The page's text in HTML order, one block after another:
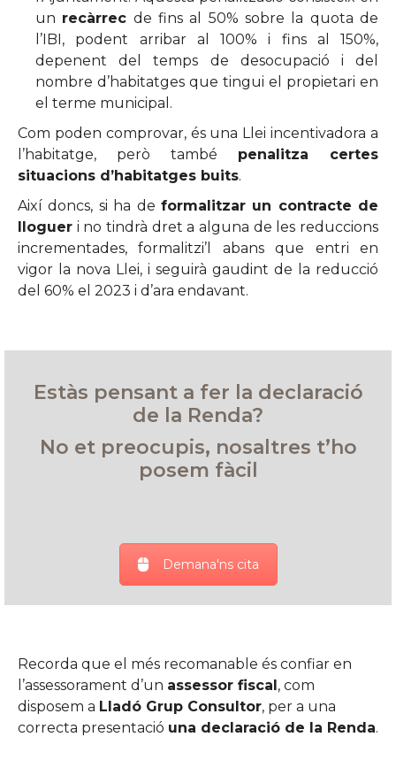
un recàrrec de fins al 50% sobre la quota de
l’IBI, podent arribar al 100% i fins al 150%,
depenent del temps de desocupació i del
nombre d’habitatges que tingui el propietari en
el terme municipal.
Com poden comprovar, és una Llei incentivadora a
l’habitatge, però també penalitza certes
situacions d’habitatges buits.
Així doncs, si ha de formalitzar un contracte de
lloguer i no tindrà dret a alguna de les reduccions
incrementades, formalitzi’l abans que entri en
vigor la nova Llei, i seguirà gaudint de la reducció
del 60% el 2023 i d’ara endavant.
Estàs pensant a fer la declaració
de la Renda?
No et preocupis, nosaltres t’ho
posem fàcil
Demana'ns cita
Recorda que el més recomanable és confiar en
l’assessorament d’un assessor fiscal, com
disposem a Lladó Grup Consultor, per a una
correcta presentació una declaració de la Renda.